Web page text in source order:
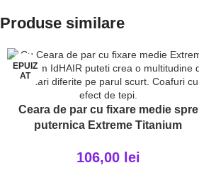
Produse similare
EPUIZ
AT
Ceara de par cu fixare medie spre
puternica Extreme Titanium
106,00 lei